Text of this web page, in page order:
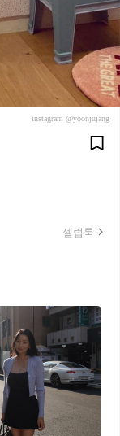
instagram @yoonjujang
셀럽룩